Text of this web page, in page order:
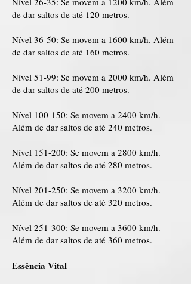
de dar saltos de até 120 metros.
Nível 36-50: Se movem a 1600 km/h. Além
de dar saltos de até 160 metros.
Nível 51-99: Se movem a 2000 km/h. Além
de dar saltos de até 200 metros.
Nível 100-150: Se movem a 2400 km/h.
Além de dar saltos de até 240 metros.
Nível 151-200: Se movem a 2800 km/h.
Além de dar saltos de até 280 metros.
Nível 201-250: Se movem a 3200 km/h.
Além de dar saltos de até 320 metros.
Nível 251-300: Se movem a 3600 km/h.
Além de dar saltos de até 360 metros.
Essência Vital